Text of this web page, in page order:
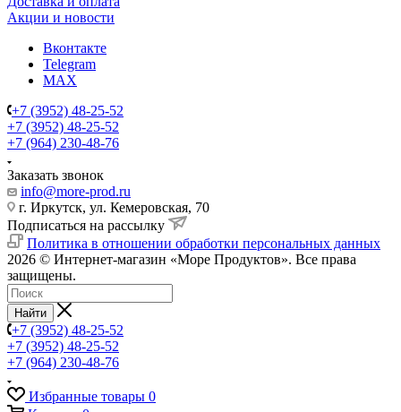
Акции и новости
Вконтакте
Telegram
MAX
+7 (3952) 48-25-52
+7 (3952) 48-25-52
+7 (964) 230-48-76
Заказать звонок
info@more-prod.ru
г. Иркутск, ул. Кемеровская, 70
Подписаться на рассылку
Политика в отношении обработки персональных данных
2026 © Интернет-магазин «Море Продуктов». Все права
защищены.
Найти
+7 (3952) 48-25-52
+7 (3952) 48-25-52
+7 (964) 230-48-76
Избранные товары 0